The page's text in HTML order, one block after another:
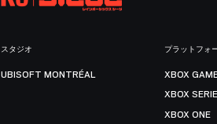
スタジオ
UBISOFT MONTRÉAL
プラットフォ
XBOX
XBOX
XBOX ONE